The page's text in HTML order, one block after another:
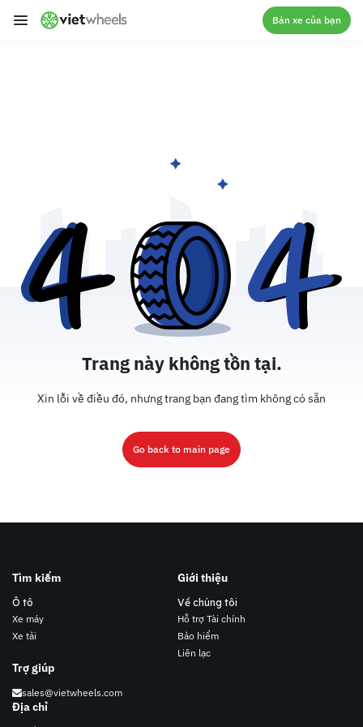
crossorigin
Bán xe của bạn
Trang này không tồn tại.
Xin lỗi về điều đó, nhưng trang bạn đang tìm không có sẵn
Go back to main page
Tìm kiếm
Ô tô
Xe máy
Xe tải
Giới thiệu
Về chúng tôi
Hỗ trợ Tài chính
Bảo hiểm
Liên lạc
Địa chỉ
Trợ giúp
sales@vietwheels.com